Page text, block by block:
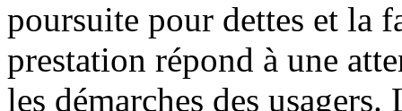
poursuite pour dettes et la
prestation répond à une
les démarches des